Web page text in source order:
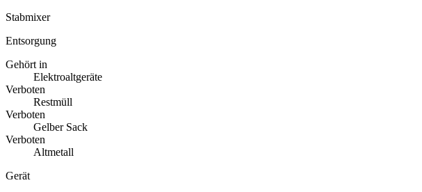
Stabmixer
Entsorgung
Gehört in
Elektroaltgeräte
Verboten
Restmüll
Verboten
Gelber Sack
Verboten
Altmetall
Gerät